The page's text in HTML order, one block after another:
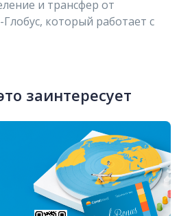
и трансфер от
который работает с
заинтересует